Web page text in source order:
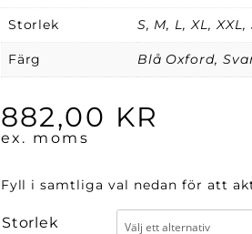
Storlek S, M, L, XL, XXL,
Färg Blå Oxford,
882,00 KR
ex. moms
Fyll i samtliga val nedan för att
Storlek